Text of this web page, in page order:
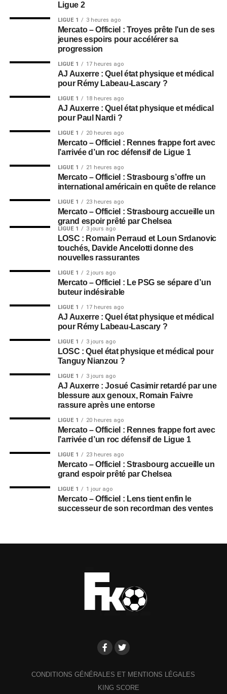
Ligue 2
LIGUE 1 3 heures ago
Mercato – Officiel : Troyes prête l’un de ses
jeunes espoirs pour accélérer sa
progression
LIGUE 1 17 heures ago
AJ Auxerre : Quel état physique et médical
pour Rémy Labeau-Lascary ?
LIGUE 1 18 heures ago
AJ Auxerre : Quel état physique et médical
pour Paul Nardi ?
LIGUE 1 20 heures ago
Mercato – Officiel : Rennes frappe fort avec
l’arrivée d’un roc défensif de Ligue 1
LIGUE 1 21 heures ago
Mercato – Officiel : Strasbourg s’offre un
international américain en quête de relance
LIGUE 1 23 heures ago
Mercato – Officiel : Strasbourg accueille un
grand espoir prêté par Chelsea
LIGUE 1 3 jours ago
LOSC : Romain Perraud et Loun Srdanovic
touchés, Davide Ancelotti donne des
nouvelles rassurantes
LIGUE 1 2 jours ago
Mercato – Officiel : Le PSG se sépare d’un
buteur indésirable
LIGUE 1 17 heures ago
AJ Auxerre : Quel état physique et médical
pour Rémy Labeau-Lascary ?
LIGUE 1 3 jours ago
LOSC : Quel état physique et médical pour
Tanguy Nianzou ?
LIGUE 1 3 jours ago
AJ Auxerre : Josué Casimir retardé par une
blessure aux genoux, Romain Faivre
rassure après une entorse
LIGUE 1 20 heures ago
Mercato – Officiel : Rennes frappe fort avec
l’arrivée d’un roc défensif de Ligue 1
LIGUE 1 23 heures ago
Mercato – Officiel : Strasbourg accueille un
grand espoir prêté par Chelsea
LIGUE 1 1 jour ago
Mercato – Officiel : Lens tient enfin le
successeur de son recordman des ventes
CONDITIONS GÉNÉRALES ET MENTIONS LÉGALES
KING SCORE